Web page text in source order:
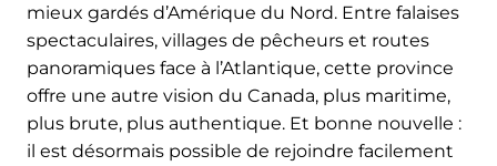
mieux gardés d’Amérique du Nord. Entre falaises
spectaculaires, villages de pêcheurs et routes
panoramiques face à l’Atlantique, cette province
offre une autre vision du Canada, plus maritime,
plus brute, plus authentique. Et bonne nouvelle :
il est désormais possible de rejoindre facilement